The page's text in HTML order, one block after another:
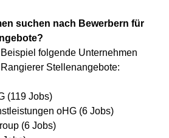
suchen nach Bewerbern für
folgende Unternehmen
Stellenangebote:
(119 Jobs)
oHG (6 Jobs)
(6 Jobs)